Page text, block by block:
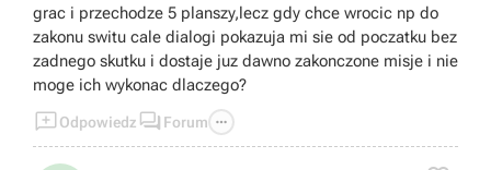
grac i przechodze 5 planszy,lecz gdy chce wrocic np do
zakonu switu cale dialogi pokazuja mi sie od poczatku bez
zadnego skutku i dostaje juz dawno zakonczone misje i nie
moge ich wykonac dlaczego?
Odpowiedz  Forum 